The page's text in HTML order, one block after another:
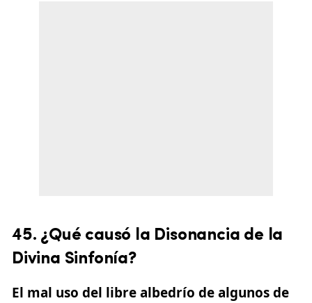
45. ¿Qué causó la Disonancia de la
Divina Sinfonía?
El mal uso del libre albedrío de algunos de